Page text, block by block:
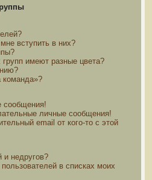
вступить в них?
имеют разные цвета?
команда»?
сообщения!
личные сообщения!
email от кого-то с этой
и недругов?
в списках моих